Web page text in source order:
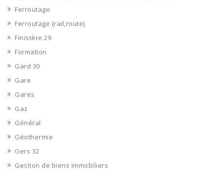
Ferroutage
Ferroutage (rail,route)
Finistère 29
Formation
Gard 30
Gare
Gares
Gaz
Général
Géothermie
Gers 32
Gestion de biens immobiliers